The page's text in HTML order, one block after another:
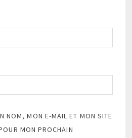
NOM, MON E-MAIL ET MON SITE
MON PROCHAIN